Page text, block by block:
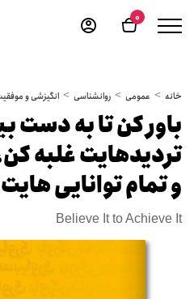
0
خانه عمومی روانشناسی انگیزشی و
باور کن تا به دست
تردیدهایت غلبه
و تمام توانایی
Believe It to Achieve It